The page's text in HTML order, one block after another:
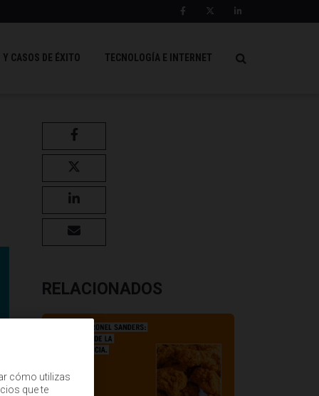
Y CASOS DE ÉXITO TECNOLOGÍA E INTERNET
RELACIONADOS
cómo utilizas
que te